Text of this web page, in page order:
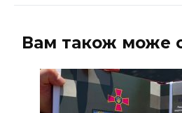
Вам також може